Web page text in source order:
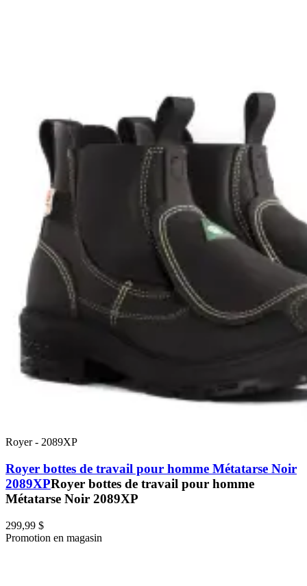
Royer- 2089XP
Royer bottes de travail pour homme Métatarse Noir
2089XPRoyer bottes de travail pour homme
Métatarse Noir 2089XP
299,99 $
Promotion en magasin